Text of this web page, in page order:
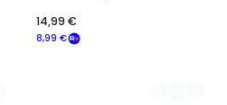
8,99 €
14,99 €